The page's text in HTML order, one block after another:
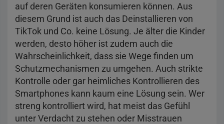
auf deren Geräten konsumieren können. Aus
diesem Grund ist auch das Deinstallieren von
TikTok und Co. keine Lösung. Je älter die Kinder
werden, desto höher ist zudem auch die
Wahrscheinlichkeit, dass sie Wege finden um
Schutzmechanismen zu umgehen. Auch strikte
Kontrolle oder gar heimliches Kontrollieren des
Smartphones kann kaum eine Lösung sein. Wer
streng kontrolliert wird, hat meist das Gefühl
unter Verdacht zu stehen oder Misstrauen